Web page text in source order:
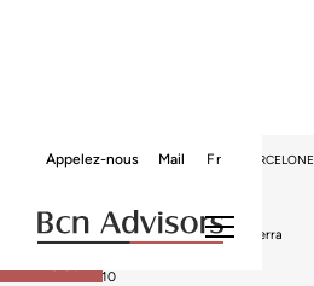
Mail
Appelez-nous Fr
HOME APPARTEMENTS À VENDRE BARCELONE
Vendu
Appartements à vendre à La Nova Esquerra
BCN076610010